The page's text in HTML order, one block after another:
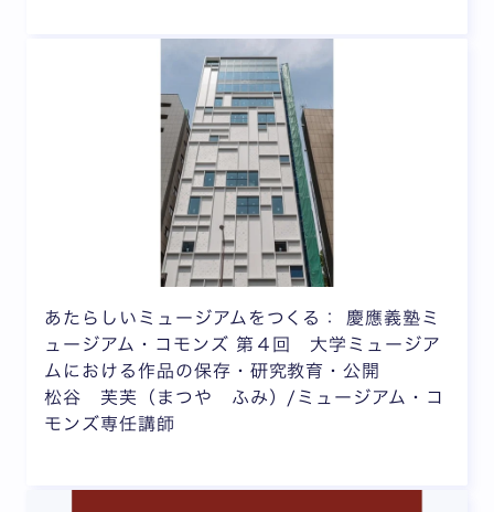
あたらしいミュージアムをつくる： 慶應義塾ミ
ュージアム・コモンズ 第４回 大学ミュージア
ムにおける作品の保存・研究教育・公開
松谷 芙芙（まつや ふみ）/ミュージアム・コ
モンズ専任講師